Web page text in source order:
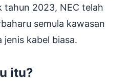
tahun 2023, NEC telah
semula kawasan
jenis kabel biasa.
itu?